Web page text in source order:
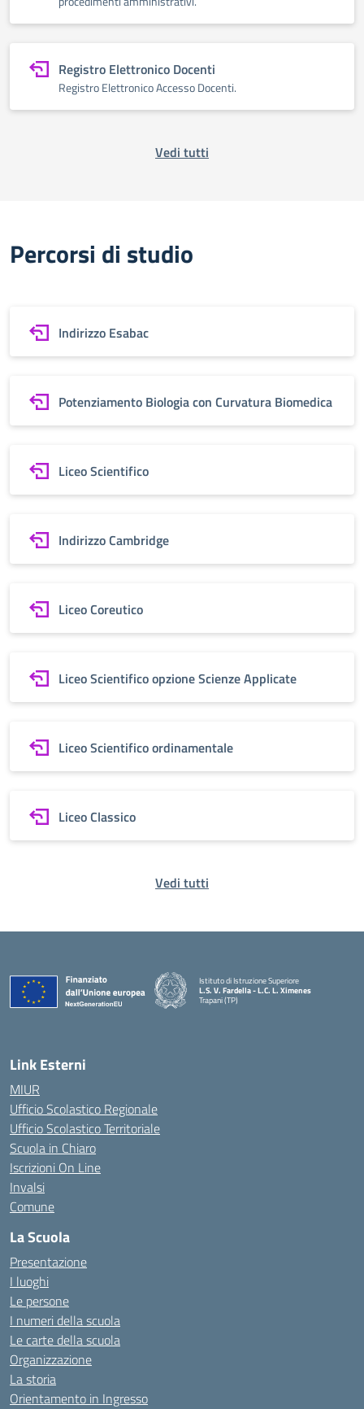
Registro Elettronico Docenti
Registro Elettronico Accesso Docenti.
Vedi tutti
Percorsi di studio
Indirizzo Esabac
Potenziamento Biologia con Curvatura Biomedica
Liceo Scientifico
Indirizzo Cambridge
Liceo Coreutico
Liceo Scientifico opzione Scienze Applicate
Liceo Scientifico ordinamentale
Liceo Classico
Vedi tutti
Istituto di Istruzione Superiore
L.S. V. Fardella - L.C. L. Ximenes
Trapani (TP)
Link Esterni
MIUR
Ufficio Scolastico Regionale
Ufficio Scolastico Territoriale
Scuola in Chiaro
Iscrizioni On Line
Invalsi
Comune
La Scuola
Presentazione
I luoghi
Le persone
I numeri della scuola
Le carte della scuola
Organizzazione
La storia
Orientamento in Ingresso